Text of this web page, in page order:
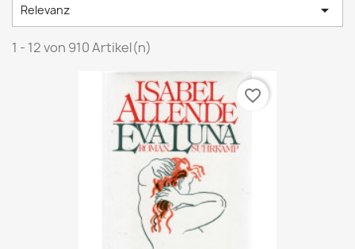
Relevanz 
1 - 12 von 910 Artikel(n)
favorite_border